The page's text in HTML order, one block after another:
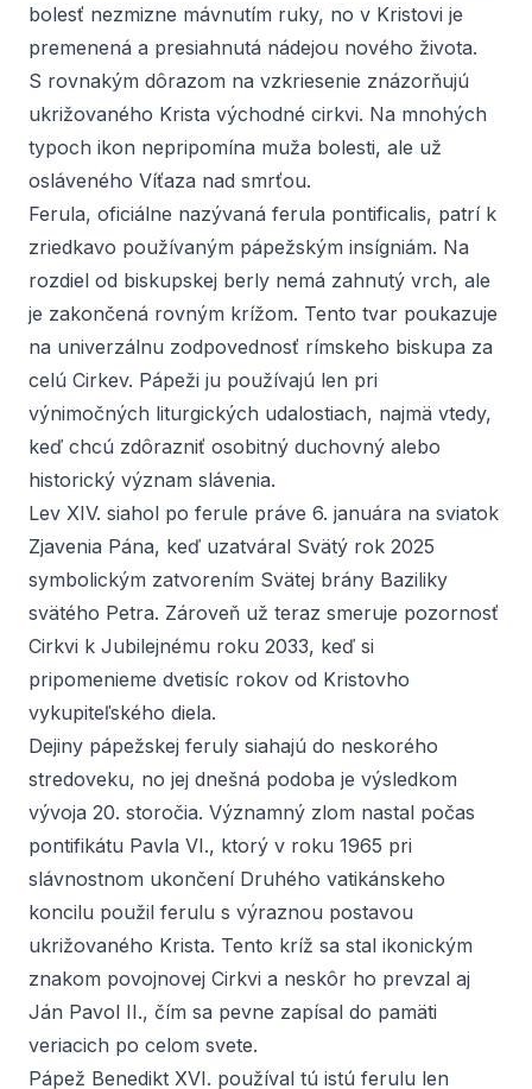
bolesť nezmizne mávnutím ruky, no v Kristovi je
premenená a presiahnutá nádejou nového života.
S rovnakým dôrazom na vzkriesenie znázorňujú
ukrižovaného Krista východné cirkvi. Na mnohých
typoch ikon nepripomína muža bolesti, ale už
osláveného Víťaza nad smrťou.
Ferula, oficiálne nazývaná ferula pontificalis, patrí k
zriedkavo používaným pápežským insígniám. Na
rozdiel od biskupskej berly nemá zahnutý vrch, ale
je zakončená rovným krížom. Tento tvar poukazuje
na univerzálnu zodpovednosť rímskeho biskupa za
celú Cirkev. Pápeži ju používajú len pri
výnimočných liturgických udalostiach, najmä vtedy,
keď chcú zdôrazniť osobitný duchovný alebo
historický význam slávenia.
Lev XIV. siahol po ferule práve 6. januára na sviatok
Zjavenia Pána, keď uzatváral Svätý rok 2025
symbolickým zatvorením Svätej brány Baziliky
svätého Petra. Zároveň už teraz smeruje pozornosť
Cirkvi k Jubilejnému roku 2033, keď si
pripomenieme dvetisíc rokov od Kristovho
vykupiteľského diela.
Dejiny pápežskej feruly siahajú do neskorého
stredoveku, no jej dnešná podoba je výsledkom
vývoja 20. storočia. Významný zlom nastal počas
pontifikátu Pavla VI., ktorý v roku 1965 pri
slávnostnom ukončení Druhého vatikánskeho
koncilu použil ferulu s výraznou postavou
ukrižovaného Krista. Tento kríž sa stal ikonickým
znakom povojnovej Cirkvi a neskôr ho prevzal aj
Ján Pavol II., čím sa pevne zapísal do pamäti
veriacich po celom svete.
Pápež Benedikt XVI. používal tú istú ferulu len